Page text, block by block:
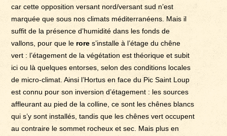
car cette opposition versant nord/versant sud n’est
marquée que sous nos climats méditerranéens. Mais il
suffit de la présence d’humidité dans les fonds de
vallons, pour que le rore s’installe à l’étage du chêne
vert : l’étagement de la végétation est théorique et subit
ici ou là quelques entorses, selon des conditions locales
de micro-climat. Ainsi l’Hortus en face du Pic Saint Loup
est connu pour son inversion d’étagement : les sources
affleurant au pied de la colline, ce sont les chênes blancs
qui s’y sont installés, tandis que les chênes vert occupent
au contraire le sommet rocheux et sec. Mais plus en